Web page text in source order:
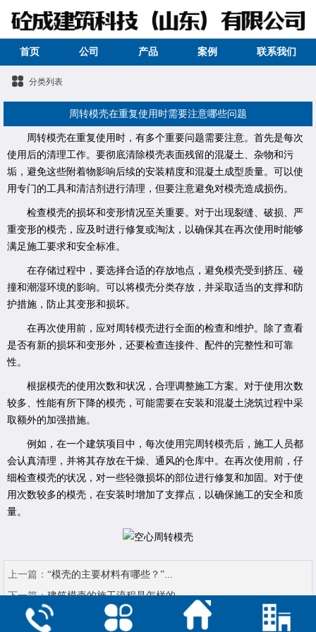
首页 公司 产品 案例 联系我们
分类列表
周转模壳在重复使用时需要注意哪些问题
周转模壳在重复使用时，有多个重要问题需要注意。首先是每次
使用后的清理工作。要彻底清除模壳表面残留的混凝土、杂物和污
垢，避免这些附着物影响后续的安装精度和混凝土成型质量。可以使
用专门的工具和清洁剂进行清理，但要注意避免对模壳造成损伤。
检查模壳的损坏和变形情况至关重要。对于出现裂缝、破损、严
重变形的模壳，应及时进行修复或淘汰，以确保其在再次使用时能够
满足施工要求和安全标准。
在存储过程中，要选择合适的存放地点，避免模壳受到挤压、碰
撞和潮湿环境的影响。可以将模壳分类存放，并采取适当的支撑和防
护措施，防止其变形和损坏。
在再次使用前，应对周转模壳进行全面的检查和维护。除了查看
是否有新的损坏和变形外，还要检查连接件、配件的完整性和可靠
性。
根据模壳的使用次数和状况，合理调整施工方案。对于使用次数
较多、性能有所下降的模壳，可能需要在安装和混凝土浇筑过程中采
取额外的加强措施。
例如，在一个建筑项目中，每次使用完周转模壳后，施工人员都
会认真清理，并将其存放在干燥、通风的仓库中。在再次使用前，仔
细检查模壳的状况，对一些轻微损坏的部位进行修复和加固。对于使
用次数较多的模壳，在安装时增加了支撑点，以确保施工的安全和质
量。
上一篇： “模壳的主要材料有哪些？”...
下一篇：建筑模壳的施工流程是怎样的...